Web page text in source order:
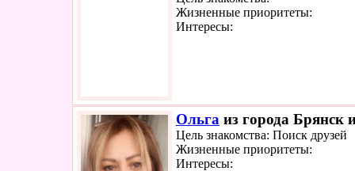
Жизненные приоритеты:
Интересы:
Ольга из города Брянск
Цель знакомства: Поиск друзей
Жизненные приоритеты:
Интересы: